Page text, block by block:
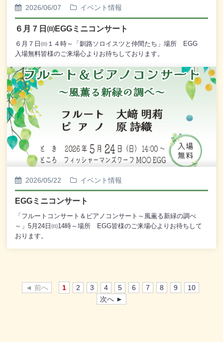
2026/06/07 イベント情報
６月７日㈰EGGミニコンサート
６月７日㈰１４時～「釧路ソロイスツと仲間たち」場所 EGG
入場無料皆様のご来場心よりお待ちしております。
2026/05/22 イベント情報
EGGミニコンサート
「フルートコンサート＆ピアノコンサート～風薫る新緑の調べ
～」5月24日㈰14時～場所 EGG皆様のご来場心よりお待ちして
おります。
◄ 前へ 1 2 3 4 5 6 7 8 9
10
次へ ►